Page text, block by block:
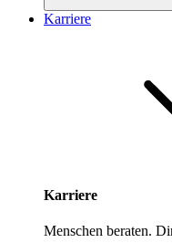
Karriere
Karriere
Menschen beraten.